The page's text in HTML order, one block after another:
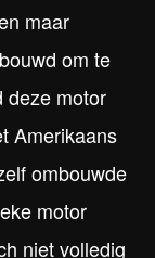
maar
om te
deze motor
Amerikaans
ombouwde
motor
niet volledig